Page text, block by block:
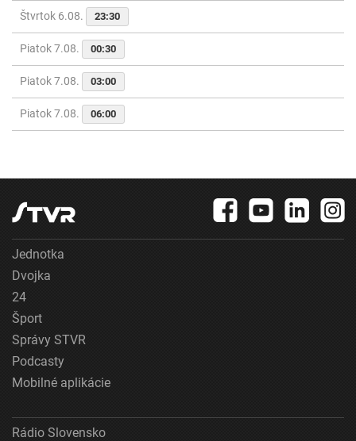
Štvrtok 6.08. 23:30
Piatok 7.08. 00:30
Piatok 7.08. 03:00
Piatok 7.08. 06:00
Jednotka
Dvojka
24
Šport
Správy STVR
Podcasty
Mobilné aplikácie
Rádio Slovensko